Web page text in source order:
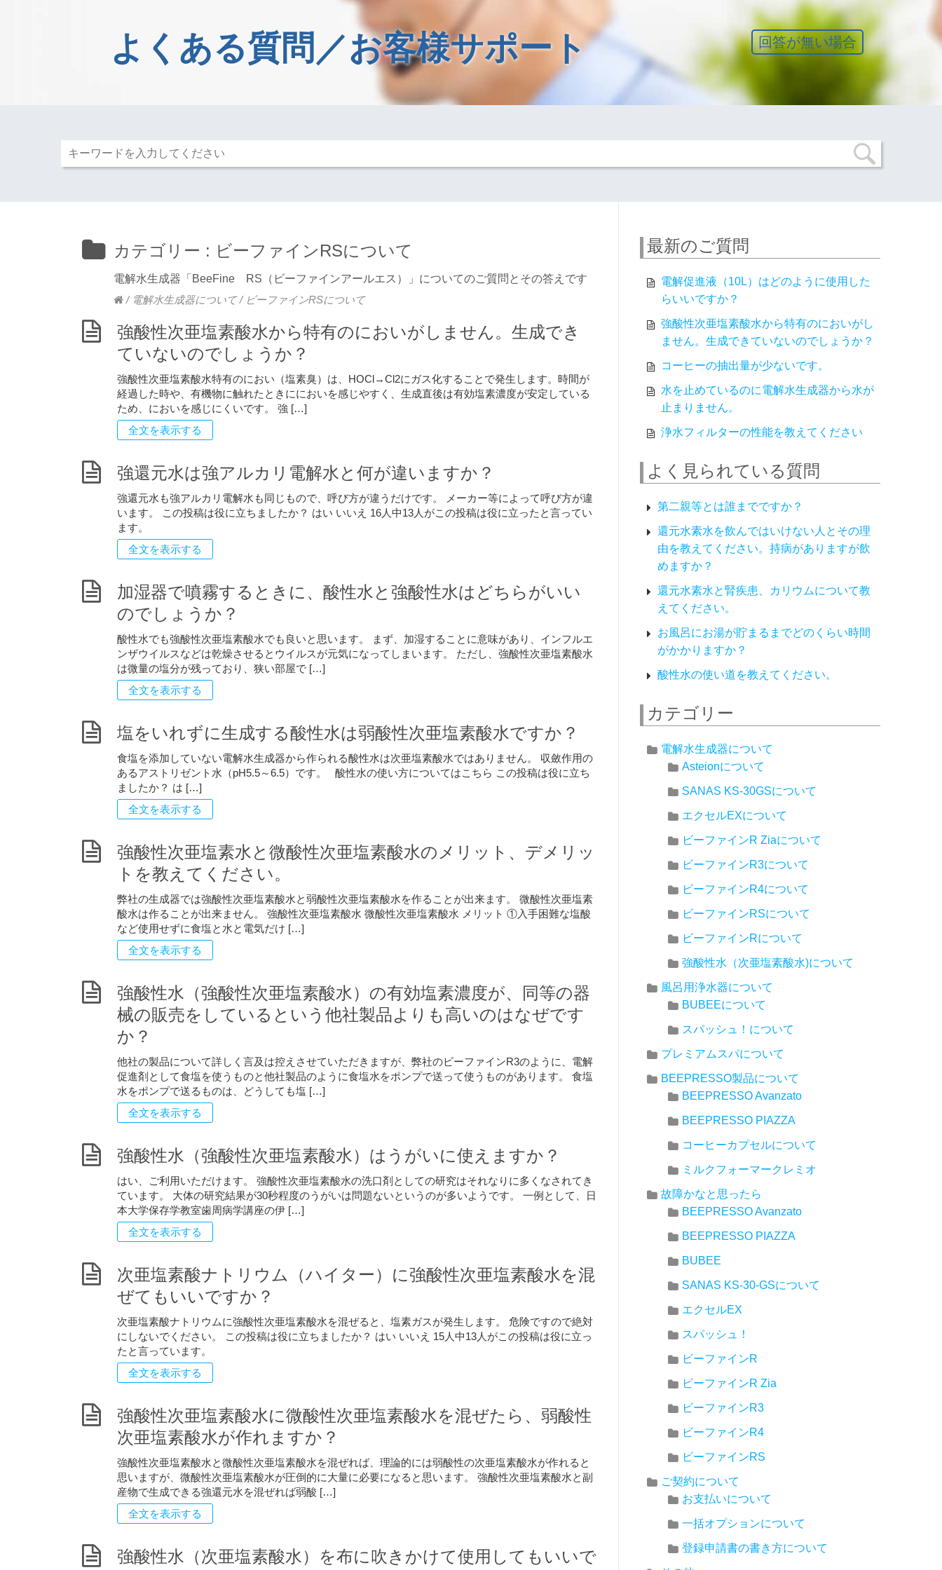
よくある質問／お客様サポート 回答が無い場合
カテゴリー : ビーファインRSについて
電解水生成器「BeeFine RS（ビーファインアールエス）」についてのご質問とその答えです
/ 電解水生成器について / ビーファインRSについて
強酸性次亜塩素酸水から特有のにおいがしません。生成でき
ていないのでしょうか？
強酸性次亜塩素酸水特有のにおい（塩素臭）は、HOCl→Cl2にガス化することで発生します。時間が
経過した時や、有機物に触れたときににおいを感じやすく、生成直後は有効塩素濃度が安定している
ため、においを感じにくいです。 強 […]
全文を表示する
強還元水は強アルカリ電解水と何が違いますか？
強還元水も強アルカリ電解水も同じもので、呼び方が違うだけです。 メーカー等によって呼び方が違
います。 この投稿は役に立ちましたか？ はい いいえ 16人中13人がこの投稿は役に立ったと言ってい
ます。
全文を表示する
加湿器で噴霧するときに、酸性水と強酸性水はどちらがいい
のでしょうか？
酸性水でも強酸性次亜塩素酸水でも良いと思います。 まず、加湿することに意味があり、インフルエ
ンザウイルスなどは乾燥させるとウイルスが元気になってしまいます。 ただし、強酸性次亜塩素酸水
は微量の塩分が残っており、狭い部屋で […]
全文を表示する
塩をいれずに生成する酸性水は弱酸性次亜塩素酸水ですか？
食塩を添加していない電解水生成器から作られる酸性水は次亜塩素酸水ではありません。 収斂作用の
あるアストリゼント水（pH5.5～6.5）です。 酸性水の使い方についてはこちら この投稿は役に立ち
ましたか？ は […]
全文を表示する
強酸性次亜塩素水と微酸性次亜塩素酸水のメリット、デメリッ
トを教えてください。
弊社の生成器では強酸性次亜塩素酸水と弱酸性次亜塩素酸水を作ることが出来ます。 微酸性次亜塩素
酸水は作ることが出来ません。 強酸性次亜塩素酸水 微酸性次亜塩素酸水 メリット ①入手困難な塩酸
など使用せずに食塩と水と電気だけ […]
全文を表示する
強酸性水（強酸性次亜塩素酸水）の有効塩素濃度が、同等の器
械の販売をしているという他社製品よりも高いのはなぜです
か？
他社の製品について詳しく言及は控えさせていただきますが、弊社のビーファインR3のように、電解
促進剤として食塩を使うものと他社製品のように食塩水をポンプで送って使うものがあります。 食塩
水をポンプで送るものは、どうしても塩 […]
全文を表示する
強酸性水（強酸性次亜塩素酸水）はうがいに使えますか？
はい、ご利用いただけます。 強酸性次亜塩素酸水の洗口剤としての研究はそれなりに多くなされてき
ています。 大体の研究結果が30秒程度のうがいは問題ないというのが多いようです。 一例として、日
本大学保存学教室歯周病学講座の伊 […]
全文を表示する
次亜塩素酸ナトリウム（ハイター）に強酸性次亜塩素酸水を混
ぜてもいいですか？
次亜塩素酸ナトリウムに強酸性次亜塩素酸水を混ぜると、塩素ガスが発生します。 危険ですので絶対
にしないでください。 この投稿は役に立ちましたか？ はい いいえ 15人中13人がこの投稿は役に立っ
たと言っています。
全文を表示する
強酸性次亜塩素酸水に微酸性次亜塩素酸水を混ぜたら、弱酸性
次亜塩素酸水が作れますか？
強酸性次亜塩素酸水と微酸性次亜塩素酸水を混ぜれば、理論的には弱酸性の次亜塩素酸水が作れると
思いますが、微酸性次亜塩素酸水が圧倒的に大量に必要になると思います。 強酸性次亜塩素酸水と副
産物で生成できる強還元水を混ぜれば弱酸 […]
全文を表示する
強酸性水（次亜塩素酸水）を布に吹きかけて使用してもいいで
最新のご質問
電解促進液（10L）はどのように使用した
らいいですか？
強酸性次亜塩素酸水から特有のにおいがし
ません。生成できていないのでしょうか？
コーヒーの抽出量が少ないです。
水を止めているのに電解水生成器から水が
止まりません。
浄水フィルターの性能を教えてください
よく見られている質問
第二親等とは誰までですか？
還元水素水を飲んではいけない人とその理
由を教えてください。持病がありますが飲
めますか？
還元水素水と腎疾患、カリウムについて教
えてください。
お風呂にお湯が貯まるまでどのくらい時間
がかかりますか？
酸性水の使い道を教えてください。
カテゴリー
電解水生成器について
Asteionについて
SANAS KS-30GSについて
エクセルEXについて
ビーファインR Ziaについて
ビーファインR3について
ビーファインR4について
ビーファインRSについて
ビーファインRについて
強酸性水（次亜塩素酸水)について
風呂用浄水器について
BUBEEについて
スパッシュ！について
プレミアムスパについて
BEEPRESSO製品について
BEEPRESSO Avanzato
BEEPRESSO PIAZZA
コーヒーカプセルについて
ミルクフォーマークレミオ
故障かなと思ったら
BEEPRESSO Avanzato
BEEPRESSO PIAZZA
BUBEE
SANAS KS-30-GSについて
エクセルEX
スパッシュ！
ビーファインR
ビーファインR Zia
ビーファインR3
ビーファインR4
ビーファインRS
ご契約について
お支払いについて
一括オプションについて
登録申請書の書き方について